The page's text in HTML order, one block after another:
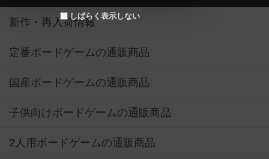
しばらく表示しない
新作・再入荷情報
定番ボードゲームの通販商品
国産ボードゲームの通販商品
子供向けボードゲームの通販商品
2人用ボードゲームの通販商品